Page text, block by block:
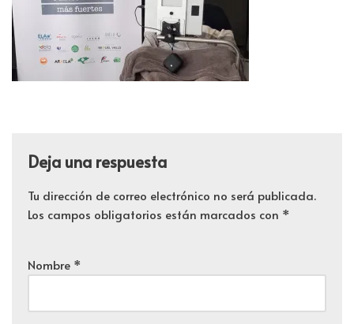
Deja una respuesta
Tu dirección de correo electrónico no será publicada.
Los campos obligatorios están marcados con *
Nombre *